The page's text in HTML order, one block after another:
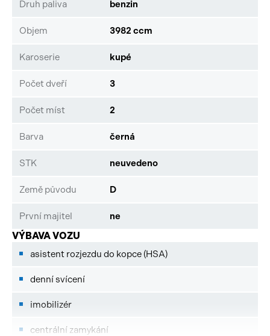
Druh paliva benzin
Objem 3982 ccm
Karoserie kupé
Počet dveří 3
Počet míst 2
Barva černá
STK neuvedeno
Země původu D
První majitel ne
VÝBAVA VOZU
asistent rozjezdu do kopce (HSA)
denní svícení
imobilizér
centrální zamykání